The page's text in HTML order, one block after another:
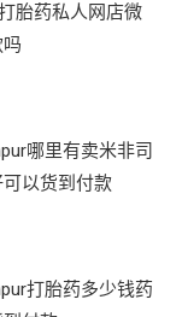
胎药私人网店微
哪里有卖米非司
以货到付款
打胎药多少钱药